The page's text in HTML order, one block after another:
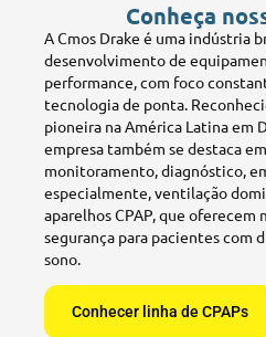
Conheça
A Cmos Drake é uma indústria
desenvolvimento de
performance, com foco
tecnologia de ponta.
pioneira na América Latina em
empresa também se destaca
monitoramento, diagnóstico,
especialmente, ventilação
aparelhos CPAP, que oferecem
segurança para pacientes com
sono.
Conhecer linha de CPAPs